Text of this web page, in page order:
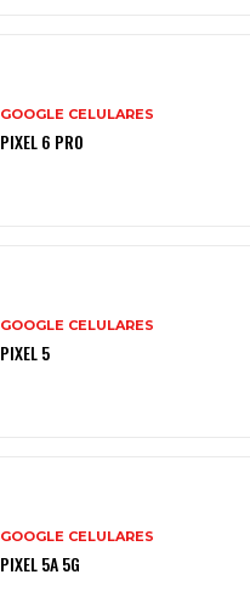
GOOGLE CELULARES
PIXEL 6 PRO
GOOGLE CELULARES
PIXEL 5
GOOGLE CELULARES
PIXEL 5A 5G